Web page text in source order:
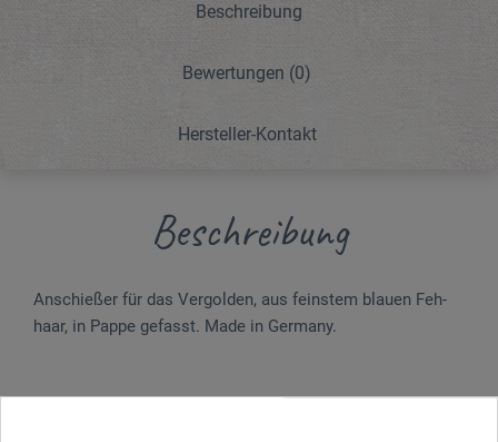
Beschreibung
Bewertungen (0)
Hersteller-Kontakt
Beschreibung
Anschießer für das Vergolden, aus feinstem blauen Feh­
haar, in Pappe gefasst. Made in Germany.